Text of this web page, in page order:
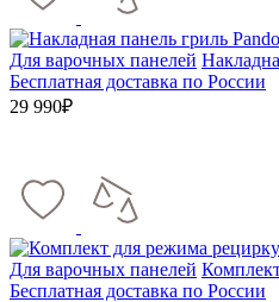
Для варочных панелей
Бесплатная доставка по России
29 990₽
Для варочных панелей
Бесплатная доставка по России